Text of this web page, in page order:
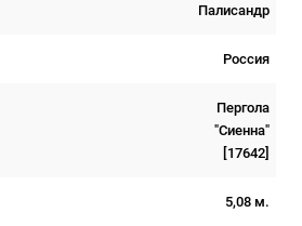
Палисандр
Россия
Пергола
"Сиенна"
[17642]
5,08 м.